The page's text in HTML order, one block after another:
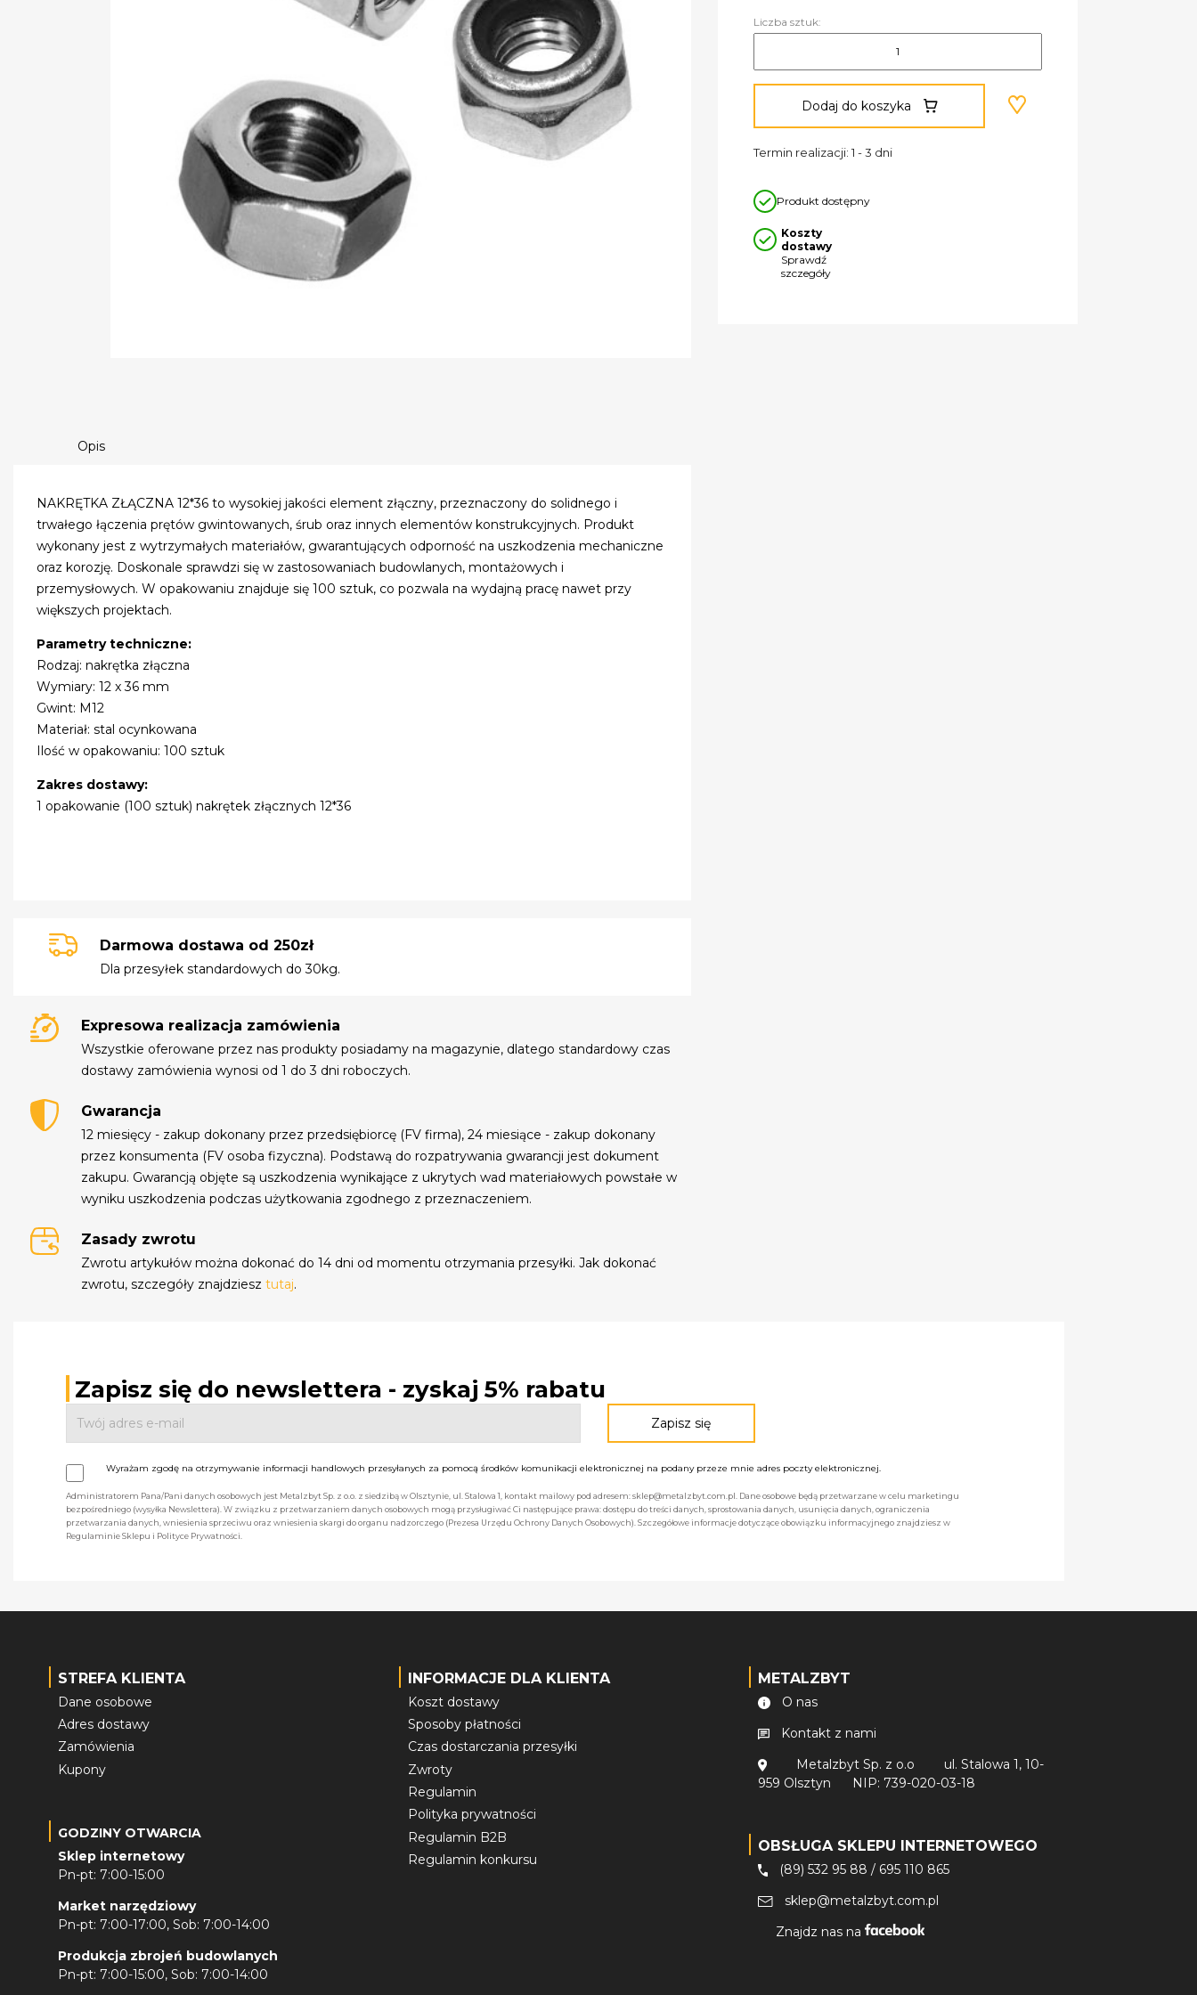
Opis
NAKRĘTKA ZŁĄCZNA 12*36 to wysokiej jakości element złączny, przeznaczony do solidnego i
trwałego łączenia prętów gwintowanych, śrub oraz innych elementów konstrukcyjnych. Produkt
wykonany jest z wytrzymałych materiałów, gwarantujących odporność na uszkodzenia mechaniczne
oraz korozję. Doskonale sprawdzi się w zastosowaniach budowlanych, montażowych i
przemysłowych. W opakowaniu znajduje się 100 sztuk, co pozwala na wydajną pracę nawet przy
większych projektach.
Parametry techniczne:
Rodzaj: nakrętka złączna
Wymiary: 12 x 36 mm
Gwint: M12
Materiał: stal ocynkowana
Ilość w opakowaniu: 100 sztuk
Zakres dostawy:
1 opakowanie (100 sztuk) nakrętek złącznych 12*36
Darmowa dostawa od 250zł
Dla przesyłek standardowych do 30kg.
Expresowa realizacja zamówienia
Wszystkie oferowane przez nas produkty posiadamy na magazynie, dlatego standardowy czas
dostawy zamówienia wynosi od 1 do 3 dni roboczych.
Gwarancja
12 miesięcy - zakup dokonany przez przedsiębiorcę (FV firma), 24 miesiące - zakup dokonany
przez konsumenta (FV osoba fizyczna). Podstawą do rozpatrywania gwarancji jest dokument
zakupu. Gwarancją objęte są uszkodzenia wynikające z ukrytych wad materiałowych powstałe w
wyniku uszkodzenia podczas użytkowania zgodnego z przeznaczeniem.
Zasady zwrotu
Zwrotu artykułów można dokonać do 14 dni od momentu otrzymania przesyłki. Jak dokonać
zwrotu, szczegóły znajdziesztutaj.
Liczba sztuk:
Dodaj do koszyka
Termin realizacji: 1 - 3 dni
Produkt dostępny
Koszty
dostawy
Sprawdź
szczegóły
Zapisz się do newslettera - zyskaj 5% rabatu
Wyrażam zgodę na otrzymywanie informacji handlowych przesyłanych za pomocą środków komunikacji elektronicznej na podany przeze mnie adres poczty elektronicznej.
Administratorem Pana/Pani danych osobowych jest Metalzbyt Sp. z o.o. z siedzibą w Olsztynie, ul. Stalowa 1, kontakt mailowy pod adresem: sklep@metalzbyt.com.pl. Dane osobowe będą przetwarzane w celu marketingu
bezpośredniego (wysyłka Newslettera). W związku z przetwarzaniem danych osobowych mogą przysługiwać Ci następujące prawa: dostępu do treści danych, sprostowania danych, usunięcia danych, ograniczenia
przetwarzania danych, wniesienia sprzeciwu oraz wniesienia skargi do organu nadzorczego (Prezesa Urzędu Ochrony Danych Osobowych). Szczegółowe informacje dotyczące obowiązku informacyjnego znajdziesz w
Regulaminie Sklepu i Polityce Prywatności.
STREFA KLIENTA
Dane osobowe
Adres dostawy
Zamówienia
Kupony
GODZINY OTWARCIA
Sklep internetowy
Pn-pt: 7:00-15:00
Market narzędziowy
Pn-pt: 7:00-17:00, Sob: 7:00-14:00
Produkcja zbrojeń budowlanych
Pn-pt: 7:00-15:00, Sob: 7:00-14:00
INFORMACJE DLA KLIENTA
Koszt dostawy
Sposoby płatności
Czas dostarczania przesyłki
Zwroty
Regulamin
Polityka prywatności
Regulamin B2B
Regulamin konkursu
METALZBYT
O nas
Kontakt z nami
Metalzbyt Sp. z o.o
ul. Stalowa 1, 10-
959 Olsztyn
NIP: 739-020-03-18
OBSŁUGA SKLEPU INTERNETOWEGO
(89) 532 95 88 / 695 110 865
sklep@metalzbyt.com.pl
Znajdz nas na